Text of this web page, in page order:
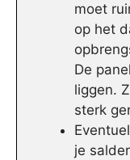
moet
op het
De
liggen.
sterk
je